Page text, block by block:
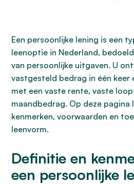
Een persoonlijke lening is een
leenoptie in Nederland,
van persoonlijke uitgaven. U
vastgesteld bedrag in één
met een vaste rente, vaste
maandbedrag. Op deze pagina
kenmerken, voorwaarden en
leenvorm.
Definitie en
een persoonlijke